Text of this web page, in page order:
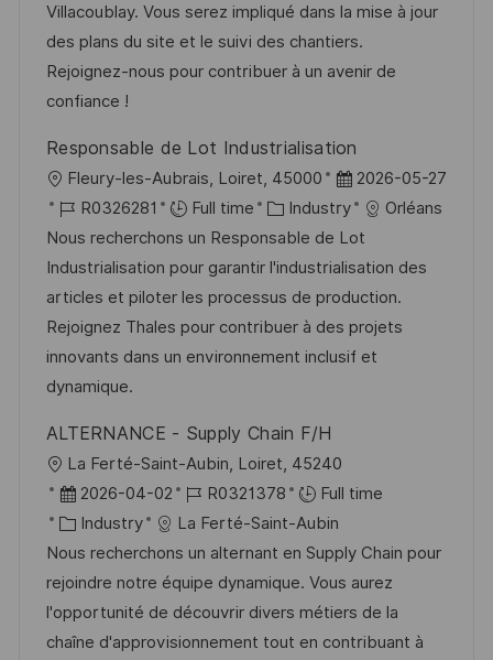
i
o
n
e
d
D
a
e
d
e
g
o
r
Villacoublay. Vous serez impliqué dans la mise à jour
des plans du site et le suivi des chantiers.
Rejoignez-nous pour contribuer à un avenir de
confiance !
Responsable de Lot Industrialisation
L
o
c
a
t
i
o
n
Fleury-les-Aubrais, Loiret, 45000
P
o
s
t
e
d
D
2026-05-27
J
o
b
I
d
R0326281 Full time
C
a
t
e
g
o
Industry
Orléans
Nous recherchons un Responsable de Lot
Industrialisation pour garantir l'industrialisation des
articles et piloter les processus de production.
Rejoignez Thales pour contribuer à des projets
innovants dans un environnement inclusif et
dynamique.
ALTERNANCE - Supply Chain F/H
L
o
c
a
t
i
o
La Ferté-Saint-Aubin, Loiret, 45240
P
o
s
t
e
d
2026-04-02
J
o
b
I
d
R0321378
Full time
C
a
t
e
g
Industry
La Ferté-Saint-Aubin
Nous recherchons un alternant en Supply Chain pour
rejoindre notre équipe dynamique. Vous aurez
l'opportunité de découvrir divers métiers de la
chaîne d'approvisionnement tout en contribuant à